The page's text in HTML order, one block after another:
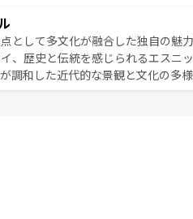
一覧
として多文化が融合した独自の魅
、歴史と伝統を感じられるエスニ
調和した近代的な景観と文化の多